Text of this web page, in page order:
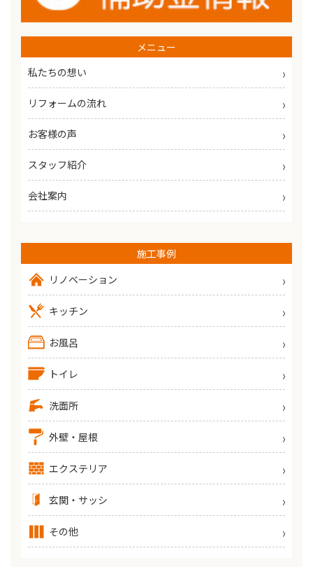
メニュー
私たちの想い
リフォームの流れ
お客様の声
スタッフ紹介
会社案内
施工事例
リノベーション
キッチン
お風呂
トイレ
洗面所
外壁・屋根
エクステリア
玄関・サッシ
その他